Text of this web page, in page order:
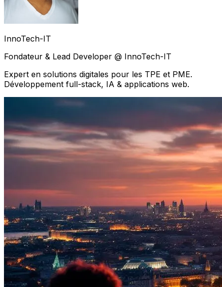
InnoTech-IT
Fondateur & Lead Developer @ InnoTech-IT
Expert en solutions digitales pour les TPE et PME.
Développement full-stack, IA & applications web.